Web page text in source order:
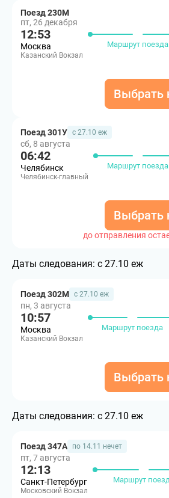
Поезд 230М
пт, 26 декабря
12:53
Москва
Казанский Вокзал
Маршрут поезда
Выбрать
Поезд 301У с 27.10 еж
сб, 8 августа
06:42
Челябинск
Челябинск-главный
Маршрут поезда
Выбрать
до отправления
Даты следования: с 27.10 еж
Поезд 302М с 27.10 еж
пн, 3 августа
10:57
Москва
Казанский Вокзал
Маршрут поезда
Выбрать
Даты следования: с 27.10 еж
Поезд 347А по 14.11 нечет
пт, 7 августа
12:13
Санкт-Петербург
Московский Вокзал
Маршрут